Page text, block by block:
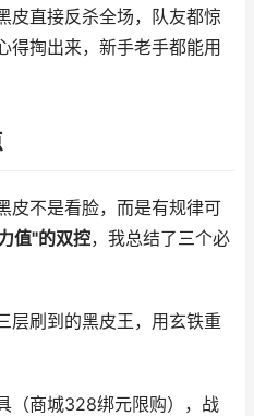
皮直接反杀全场，队友都惊
得掏出来，新手老手都能用
皮不是看脸，而是有规律可
值"的双控，我总结了三个必
层刷到的黑皮王，用玄铁重
（商城328绑元限购），战